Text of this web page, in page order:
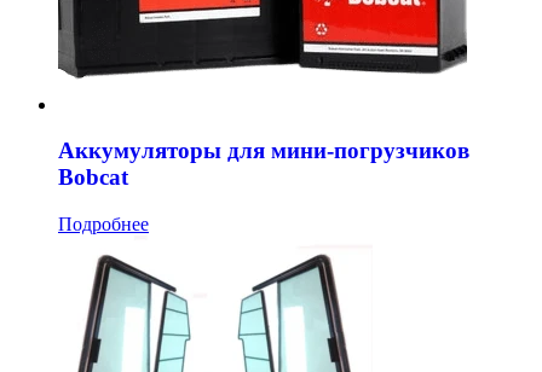
Аккумуляторы для мини-погрузчиков
Bobcat
Подробнее